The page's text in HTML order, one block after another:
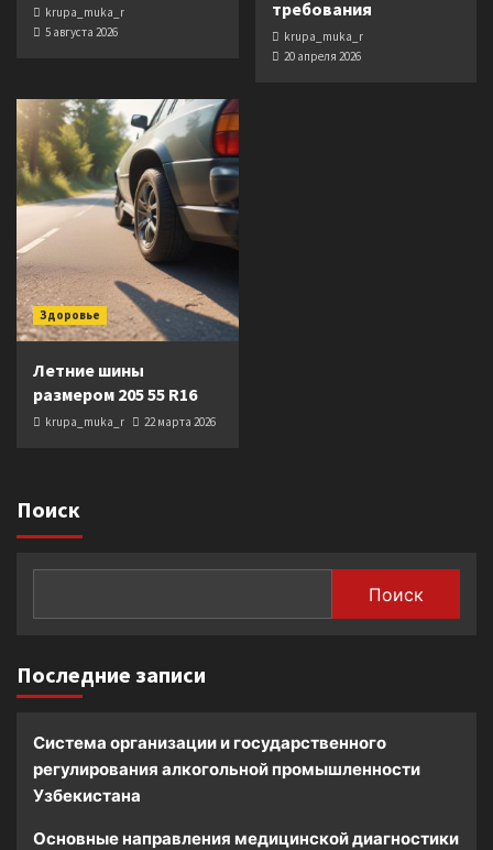
krupa_muka_r
5 августа 2026
требования
krupa_muka_r
20 апреля 2026
Здоровье
Летние шины
размером 205 55 R16
krupa_muka_r 22 марта 2026
Поиск
Поиск
Последние записи
Система организации и государственного
регулирования алкогольной промышленности
Узбекистана
Основные направления медицинской диагностики